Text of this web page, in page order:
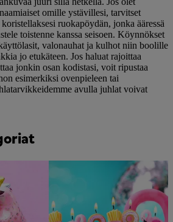
omille ystävillesi, tarvitset
ruokapöydän, jonka ääressä
toistenne kanssa seisoen. Köynnökset
valonauhat ja kulhot niin boolille
jo etukäteen. Jos haluat rajoittaa
jonkin osan kodistasi, voit ripustaa
esimerkiksi ovenpieleen tai
avulla juhlat voivat